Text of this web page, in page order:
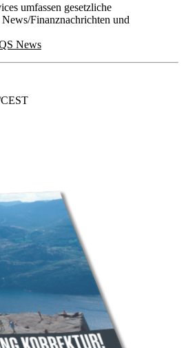
umfassen gesetzliche
Finanznachrichten und
News